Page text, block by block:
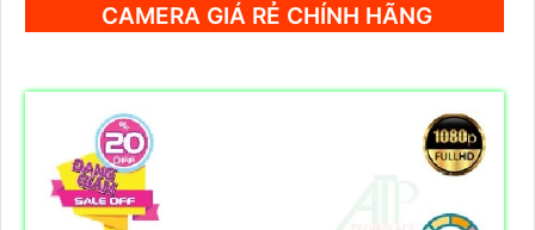
CAMERA GIÁ RẺ CHÍNH HÃNG